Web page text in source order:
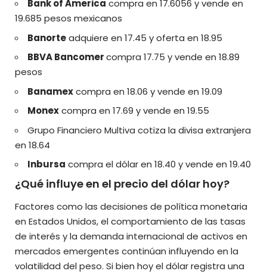
Bank of America compra en 17.6056 y vende en
19.685 pesos mexicanos
Banorteadquiere en 17.45 y oferta en 18.95
BBVA Bancomercompra 17.75 y vende en 18.89
pesos
Banamexcompra en 18.06 y vende en 19.09
Monexcompra en 17.69 y vende en 19.55
Grupo Financiero Multiva cotiza la divisa extranjera
en 18.64
Inbursa compra el dólar en 18.40 y vende en 19.40
¿Qué influye en el precio del dólar hoy?
Factores como las decisiones de política monetaria
en Estados Unidos, el comportamiento de las tasas
de interés y la demanda internacional de activos en
mercados emergentes continúan influyendo en la
volatilidad del peso. Si bien hoy el dólar registra una